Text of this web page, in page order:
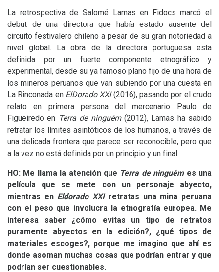
La retrospectiva de Salomé Lamas en Fidocs marcó el
debut de una directora que había estado ausente del
circuito festivalero chileno a pesar de su gran notoriedad a
nivel global. La obra de la directora portuguesa está
definida por un fuerte componente etnográfico y
experimental, desde su ya famoso plano fijo de una hora de
los mineros peruanos que van subiendo por una cuesta en
La Rinconada en ElDoradoXXI (2016), pasando por el crudo
relato en primera persona del mercenario Paulo de
Figueiredo en Terra de ninguém (2012), Lamas ha sabido
retratar los límites asintóticos de los humanos, a través de
una delicada frontera que parece ser reconocible, pero que
a la vez no está definida por un principio y un final.
HO: Me llama la atención que Terra de ninguém es una
película que se mete con un personaje abyecto,
mientras en EldoradoXXIretratas una mina peruana
con el peso que involucra la etnografía europea. Me
interesa saber ¿cómo evitas un tipo de retratos
puramente abyectos en la edición?, ¿qué tipos de
materiales escoges?, porque me imagino que ahí es
donde asoman muchas cosas que podrían entrar y que
podrían ser cuestionables.